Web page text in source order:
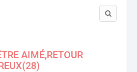
AIMÉ,RETOUR